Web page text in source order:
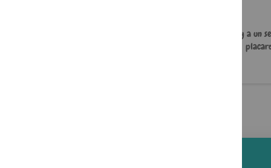
À l'aide, y a un